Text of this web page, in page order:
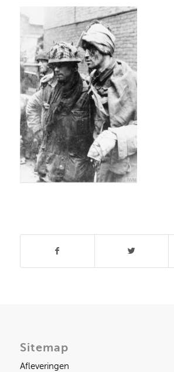
Sitemap
Afleveringen